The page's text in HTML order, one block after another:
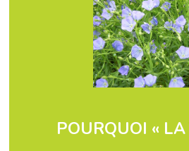
POURQUOI « LA